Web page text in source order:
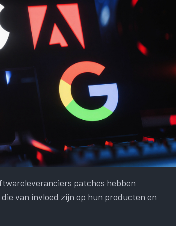
patches hebben
van invloed zijn op hun producten en